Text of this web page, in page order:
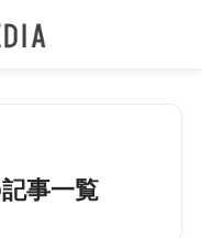
事一覧